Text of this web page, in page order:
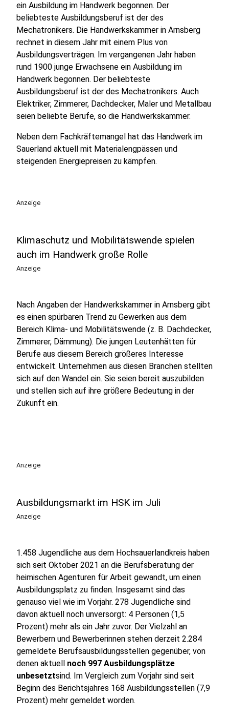
ein Ausbildung im Handwerk begonnen. Der
beliebteste Ausbildungsberuf ist der des
Mechatronikers. Die Handwerkskammer in Arnsberg
rechnet in diesem Jahr mit einem Plus von
Ausbildungsverträgen. Im vergangenen Jahr haben
rund 1900 junge Erwachsene ein Ausbildung im
Handwerk begonnen. Der beliebteste
Ausbildungsberuf ist der des Mechatronikers. Auch
Elektriker, Zimmerer, Dachdecker, Maler und Metallbau
seien beliebte Berufe, so die Handwerkskammer.
Neben dem Fachkräftemangel hat das Handwerk im
Sauerland aktuell mit Materialengpässen und
steigenden Energiepreisen zu kämpfen.
Anzeige
Klimaschutz und Mobilitätswende spielen
auch im Handwerk große Rolle
Anzeige
Nach Angaben der Handwerkskammer in Arnsberg gibt
es einen spürbaren Trend zu Gewerken aus dem
Bereich Klima- und Mobilitätswende (z. B. Dachdecker,
Zimmerer, Dämmung). Die jungen Leutenhätten für
Berufe aus diesem Bereich größeres Interesse
entwickelt. Unternehmen aus diesen Branchen stellten
sich auf den Wandel ein. Sie seien bereit auszubilden
und stellen sich auf ihre größere Bedeutung in der
Zukunft ein.
Anzeige
Ausbildungsmarkt im HSK im Juli
Anzeige
1.458 Jugendliche aus dem Hochsauerlandkreis haben
sich seit Oktober 2021 an die Berufsberatung der
heimischen Agenturen für Arbeit gewandt, um einen
Ausbildungsplatz zu finden. Insgesamt sind das
genauso viel wie im Vorjahr. 278 Jugendliche sind
davon aktuell noch unversorgt: 4 Personen (1,5
Prozent) mehr als ein Jahr zuvor. Der Vielzahl an
Bewerbern und Bewerberinnen stehen derzeit 2.284
gemeldete Berufsausbildungsstellen gegenüber, von
denen aktuell noch 997 Ausbildungsplätze
unbesetztsind. Im Vergleich zum Vorjahr sind seit
Beginn des Berichtsjahres 168 Ausbildungsstellen (7,9
Prozent) mehr gemeldet worden.